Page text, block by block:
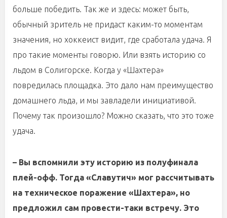
больше победить. Так же и здесь: может быть,
обычный зритель не придаст каким-то моментам
значения, но хоккеист видит, где сработала удача. Я
про такие моменты говорю. Или взять историю со
льдом в Солигорске. Когда у «Шахтера»
повредилась площадка. Это дало нам преимущество
домашнего льда, и мы завладели инициативой.
Почему так произошло? Можно сказать, что это тоже
удача.
– Вы вспомнили эту историю из полуфинала
плей-офф. Тогда «Славутич» мог рассчитывать
на техническое поражение «Шахтера», но
предложил сам провести-таки встречу. Это